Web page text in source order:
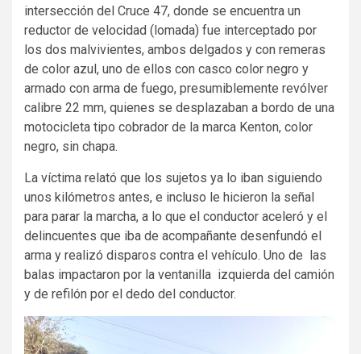
intersección del Cruce 47, donde se encuentra un
reductor de velocidad (lomada) fue interceptado por
los dos malvivientes, ambos delgados y con remeras
de color azul, uno de ellos con casco color negro y
armado con arma de fuego, presumiblemente revólver
calibre 22 mm, quienes se desplazaban a bordo de una
motocicleta tipo cobrador de la marca Kenton, color
negro, sin chapa.
La víctima relató que los sujetos ya lo iban siguiendo
unos kilómetros antes, e incluso le hicieron la señal
para parar la marcha, a lo que el conductor aceleró y el
delincuentes que iba de acompañante desenfundó el
arma y realizó disparos contra el vehículo. Uno de las
balas impactaron por la ventanilla izquierda del camión
y de refilón por el dedo del conductor.